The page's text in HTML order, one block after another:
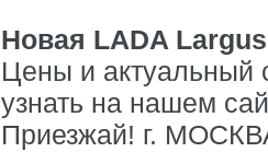
Новая LADA
Цены и актуальный
узнать на нашем
Приезжай! г.